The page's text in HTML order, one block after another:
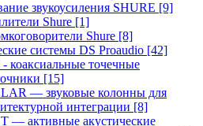
звукоусиления SHURE [9]
Shure [1]
Shure [8]
системы DS Proaudio [42]
коаксиальные точечные
[15]
— звуковые колонны для
интеграции [8]
— активные акустические